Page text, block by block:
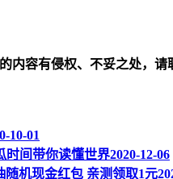
内容有侵权、不妥之处，请
10-01
时间带你读懂世界2020-12-06
机现金红包 亲测领取1元